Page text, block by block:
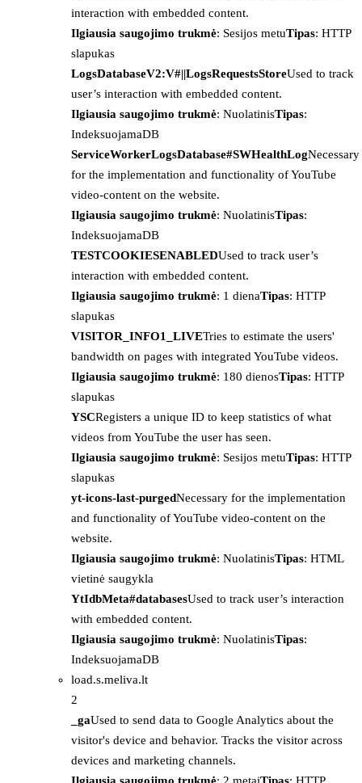
interaction with embedded content.
Ilgiausia saugojimo trukmė: Sesijos metuTipas: HTTP
slapukas
LogsDatabaseV2:V#||LogsRequestsStoreUsed to track
user’s interaction with embedded content.
Ilgiausia saugojimo trukmė: NuolatinisTipas:
IndeksuojamaDB
ServiceWorkerLogsDatabase#SWHealthLogNecessary
for the implementation and functionality of YouTube
video-content on the website.
Ilgiausia saugojimo trukmė: NuolatinisTipas:
IndeksuojamaDB
TESTCOOKIESENABLEDUsed to track user’s
interaction with embedded content.
Ilgiausia saugojimo trukmė: 1 dienaTipas: HTTP
slapukas
VISITOR_INFO1_LIVETries to estimate the users'
bandwidth on pages with integrated YouTube videos.
Ilgiausia saugojimo trukmė: 180 dienosTipas: HTTP
slapukas
YSCRegisters a unique ID to keep statistics of what
videos from YouTube the user has seen.
Ilgiausia saugojimo trukmė: Sesijos metuTipas: HTTP
slapukas
yt-icons-last-purgedNecessary for the implementation
and functionality of YouTube video-content on the
website.
Ilgiausia saugojimo trukmė: NuolatinisTipas: HTML
vietinė saugykla
YtIdbMeta#databasesUsed to track user’s interaction
with embedded content.
Ilgiausia saugojimo trukmė: NuolatinisTipas:
IndeksuojamaDB
load.s.meliva.lt
2
_gaUsed to send data to Google Analytics about the
visitor's device and behavior. Tracks the visitor across
devices and marketing channels.
Ilgiausia saugojimo trukmė: 2 metaiTipas: HTTP